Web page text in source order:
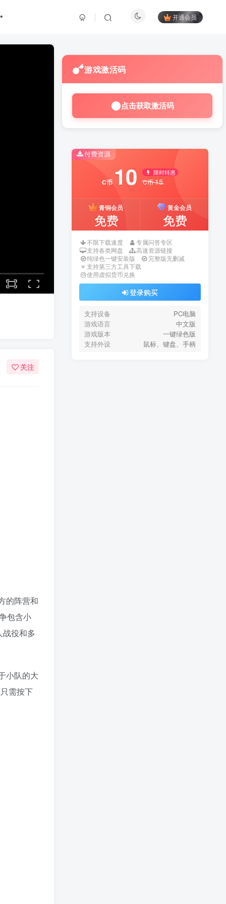
开通会员
关注
的阵营和
包含小
役和多
小队的大
需按下
游戏激活码
点击获取激活码
付费资源
C币 10 限时特惠
C币15
青铜会员
免费
黄金会员
免费
不限下载速度
专属问答专区
支持各类网盘
高速资源链接
纯绿色一键安装版
完整版无删减
支持第三方工具下载
使用虚拟货币兑换
登录购买
支持设备
PC电脑
游戏语言
中文版
游戏版本
一键绿色版
支持外设
鼠标、键盘、手柄